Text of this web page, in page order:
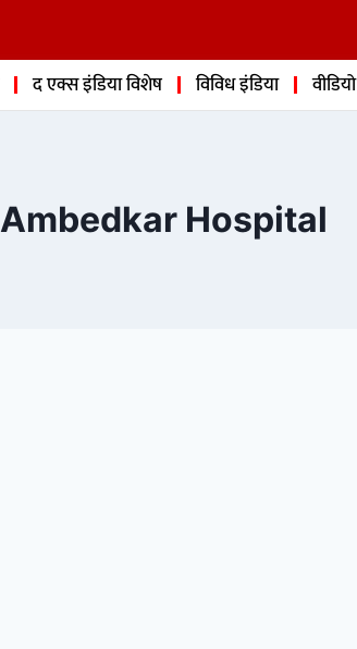
द एक्स इंडिया विशेष विविध इंडिया वीडियो
Ambedkar Hospital